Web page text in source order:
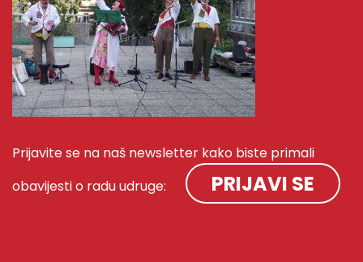
Prijavite se na naš newsletter kako biste primali
obavijesti o radu udruge:
PRIJAVI SE